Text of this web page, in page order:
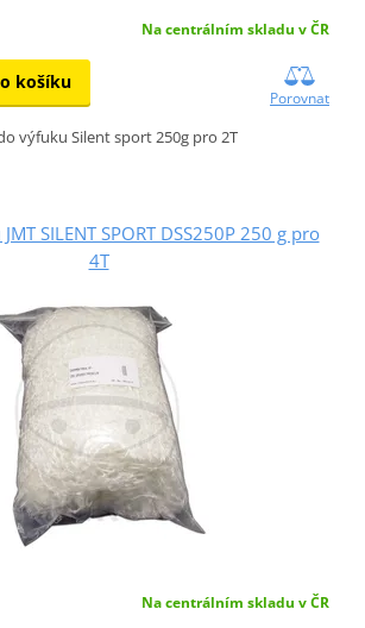
Na centrálním skladu v ČR
košíku
Porovnat
výfuku Silent sport 250g pro 2T
SILENT SPORT DSS250P 250 g pro
4T
Na centrálním skladu v ČR